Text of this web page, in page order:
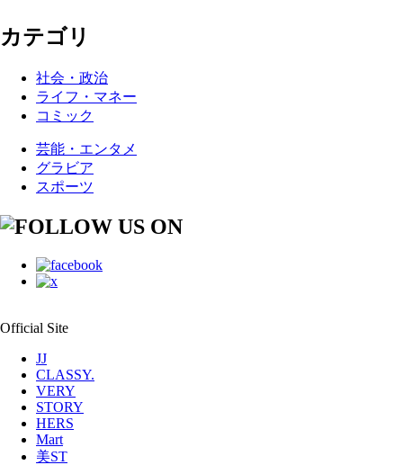
カテゴリ
社会・政治
ライフ・マネー
コミック
芸能・エンタメ
グラビア
スポーツ
Official Site
JJ
CLASSY.
VERY
STORY
HERS
Mart
美ST